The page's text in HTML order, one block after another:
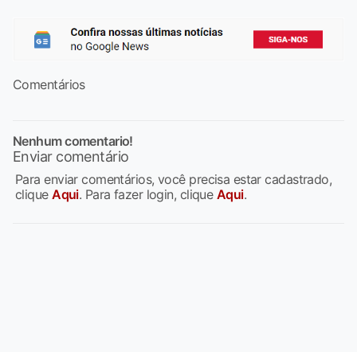
Comentários
Nenhum comentario!
Enviar comentário
Para enviar comentários, você precisa estar cadastrado,
cliqueAqui. Para fazer login, clique Aqui.